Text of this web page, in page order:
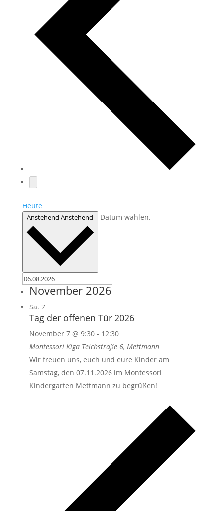
Heute
AnstehendAnstehend Datum wählen.
November 2026
Sa. 7
Tag der offenen Tür 2026
November 7 @ 9:30- 12:30
Montessori Kiga Teichstraße 6, Mettmann
Wir freuen uns, euch und eure Kinder am
Samstag, den 07.11.2026 im Montessori
Kindergarten Mettmann zu begrüßen!